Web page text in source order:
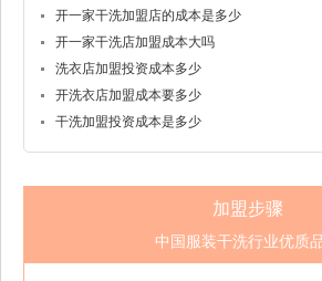
开一家干洗加盟店的成本是多少
开一家干洗店加盟成本大吗
洗衣店加盟投资成本多少
开洗衣店加盟成本要多少
干洗加盟投资成本是多少
加盟步骤
中国服装干洗行业优质